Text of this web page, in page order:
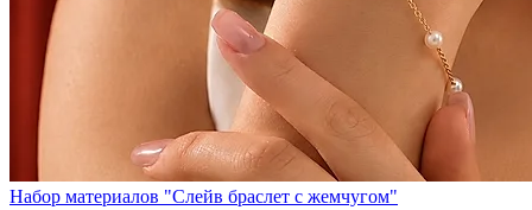
Набор материалов "Слейв браслет с жемчугом"